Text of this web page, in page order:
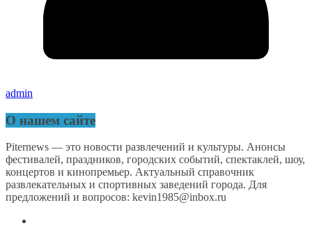
admin
О нашем сайте
Piternews — это новости развлечений и культуры. Анонсы
фестивалей, праздников, городских событий, спектаклей, шоу,
концертов и кинопремьер. Актуальный справочник
развлекательных и спортивных заведений города. Для
предложений и вопросов: kevin1985@inbox.ru